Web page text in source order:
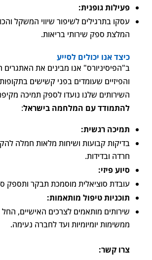
פעילות גופנית:
עסקו בתרגילים לשיפור שיווי המשקל
המלצת ספק שירותי בריאות.
כיצד אנו יכולים לסייע
ב"הפיסיניורס" אנו מבינים את האתגרים
והפיזיים שעומדים בפני קשישים
השירותים שלנו נועדו לספק תמיכה
להתמודד עם המלחמה בישראל:
תמיכה רגשית:
בדיקות קבועות ושיחות מלאות חמלה
חרדה ובדידות.
סיוע פיזי:
עובדת סוציאלית מוסמכת תבקר ותספק
תוכניות טיפול מותאמות:
שירותים מותאמים לצרכים האישיים, החל
ממשימות יומיומיות ועד לחברה נעימה.
צרו קשר: